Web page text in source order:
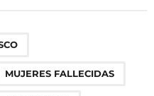
MUJERES FALLECIDAS